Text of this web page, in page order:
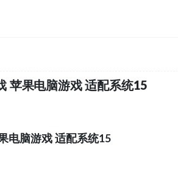
苹果电脑游戏 适配系统15
电脑游戏 适配系统15